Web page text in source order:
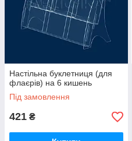
Настільна буклетниця (для
флаєрів) на 6 кишень
Під замовлення
421 ₴